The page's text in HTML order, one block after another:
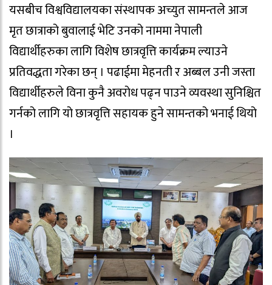
यसबीच विश्वविद्यालयका संस्थापक अच्युत सामन्तले आज
मृत छात्राको बुवालाई भेटि उनको नाममा नेपाली
विद्यार्थीहरुका लागि विशेष छात्रवृत्ति कार्यक्रम ल्याउने
प्रतिवद्धता गरेका छन् । पढाईमा मेहनती र अब्बल उनी जस्ता
विद्यार्थीहरुले विना कुनै अवरोध पढ्न पाउने व्यवस्था सुनिश्चित
गर्नको लागि यो छात्रवृत्ति सहायक हुने सामन्तको भनाई थियो
।